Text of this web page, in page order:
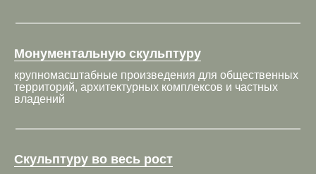
Монументальную скульптуру
крупномасштабные произведения для общественных
территорий, архитектурных комплексов и частных
владений
Скульптуру во весь рост